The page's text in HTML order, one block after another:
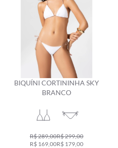
BIQUÍNI CORTININHA SKY
BRANCO
R$ 289,00
R$ 169,00
R$ 299,00
R$ 179,00